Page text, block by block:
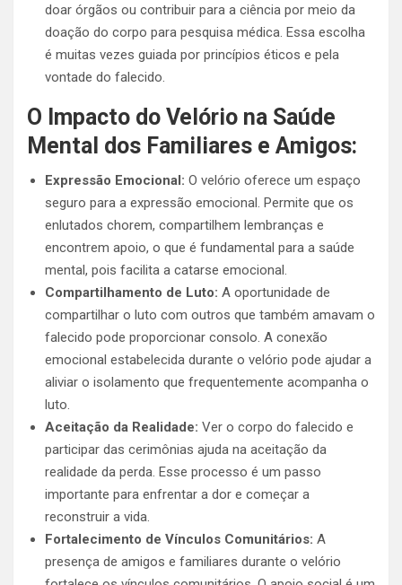
doar órgãos ou contribuir para a ciência por meio da
doação do corpo para pesquisa médica. Essa escolha
é muitas vezes guiada por princípios éticos e pela
vontade do falecido.
O Impacto do Velório na Saúde
Mental dos Familiares e Amigos:
Expressão Emocional: O velório oferece um espaço
seguro para a expressão emocional. Permite que os
enlutados chorem, compartilhem lembranças e
encontrem apoio, o que é fundamental para a saúde
mental, pois facilita a catarse emocional.
Compartilhamento de Luto: A oportunidade de
compartilhar o luto com outros que também amavam o
falecido pode proporcionar consolo. A conexão
emocional estabelecida durante o velório pode ajudar a
aliviar o isolamento que frequentemente acompanha o
luto.
Aceitação da Realidade: Ver o corpo do falecido e
participar das cerimônias ajuda na aceitação da
realidade da perda. Esse processo é um passo
importante para enfrentar a dor e começar a
reconstruir a vida.
Fortalecimento de Vínculos Comunitários: A
presença de amigos e familiares durante o velório